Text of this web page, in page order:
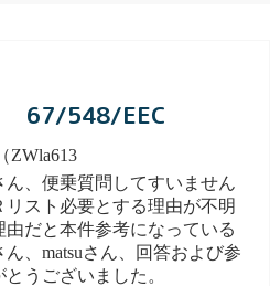
67/548/EEC
ZWla613
、便乗質問してすいません
スト必要とする理由が不明
だと本件参考になっている
、matsuさん、回答および参
うございました。